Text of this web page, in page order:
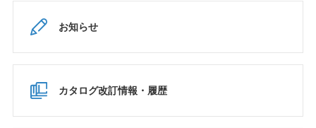
お知らせ
カタログ改訂情報・履歴